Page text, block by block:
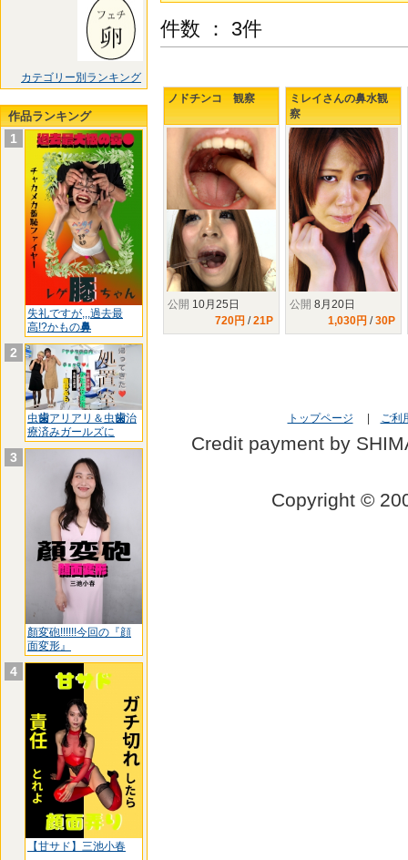
カテゴリー別ランキング
作品ランキング
1
失礼ですが,,,過去最
高!?かもの鼻
2
虫歯アリアリ＆虫歯治
療済みガールズに
3
顏変砲!!!!!!今回の『顔
面変形』
4
【甘サド】三池小春
件数 ： 3件
ノドチンコ 観察
公開 10月25日
720円 /21P
ミレイさんの鼻水観
察
公開 8月20日
1,030円 /30P
トップページ ご利
Credit payment by
Copyright ©